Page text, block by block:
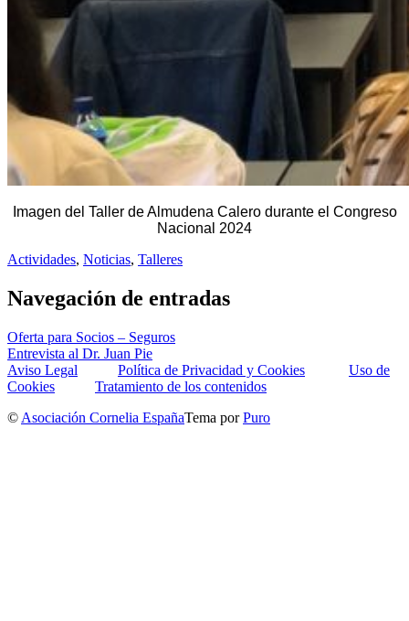
Imagen del Taller de Almudena Calero durante el Congreso
Nacional 2024
Actividades, Noticias, Talleres
Navegación de entradas
Oferta para Socios – Seguros
Entrevista al Dr. Juan Pie
Aviso Legal
Política de Privacidad y Cookies
Uso de
Cookies
Tratamiento de los contenidos
© Asociación Cornelia EspañaTema porPuro